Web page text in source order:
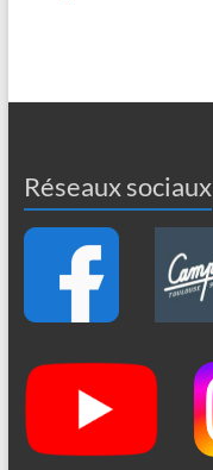
Réseaux sociaux